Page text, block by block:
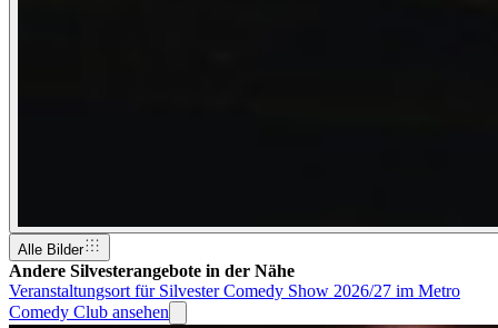
Alle Bilder
Andere Silvesterangebote in der Nähe
Veranstaltungsort für Silvester Comedy Show 2026/27 im Metro
Comedy Club ansehen